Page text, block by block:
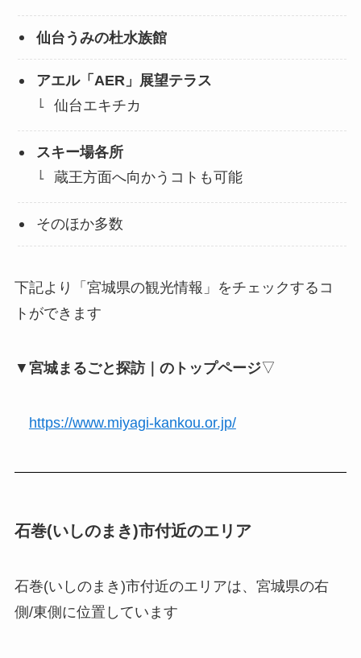
仙台うみの杜水族館
アエル「AER」展望テラス
仙台エキチカ
スキー場各所
蔵王方面へ向かうコトも可能
そのほか多数
下記より「宮城県の観光情報」をチェックするコ
トができます
▼ 宮城まるごと探訪｜のトップページ▽
https://www.miyagi-kankou.or.jp/
石巻(いしのまき)市付近のエリア
石巻(いしのまき)市付近のエリアは、宮城県の右
側/東側に位置しています